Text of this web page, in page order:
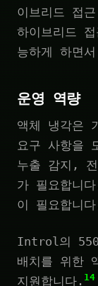
이브리드 접
하이브리드
능하게 하면
운영 역량
액체 냉각은
요구 사항을
누출 감지,
가 필요합니
이 필요합니
Introl의 550
배치를 위한
지원합니다. 14